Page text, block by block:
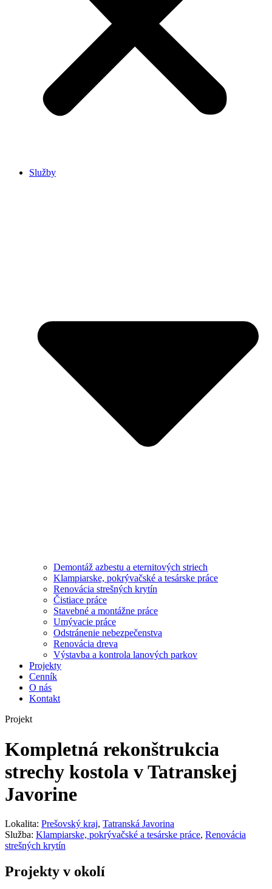
Služby
Demontáž azbestu a eternitových striech
Klampiarske, pokrývačské a tesárske práce
Renovácia strešných krytín
Čistiace práce
Stavebné a montážne práce
Umývacie práce
Odstránenie nebezpečenstva
Renovácia dreva
Výstavba a kontrola lanových parkov
Projekty
Cenník
O nás
Kontakt
Projekt
Kompletná rekonštrukcia
strechy kostola v Tatranskej
Javorine
Lokalita: Prešovský kraj, Tatranská Javorina
Služba: Klampiarske, pokrývačské a tesárske práce, Renovácia
strešných krytín
Projekty v okolí